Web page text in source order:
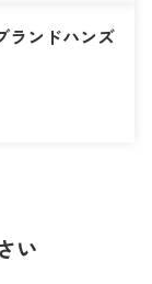
ランドハンズ
い